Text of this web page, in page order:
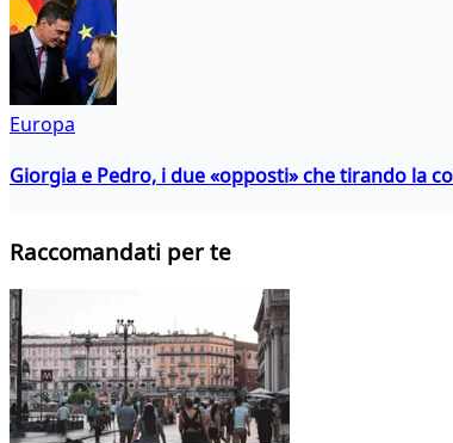
Europa
Giorgia e Pedro, i due «opposti» che tirando la
Raccomandati per te